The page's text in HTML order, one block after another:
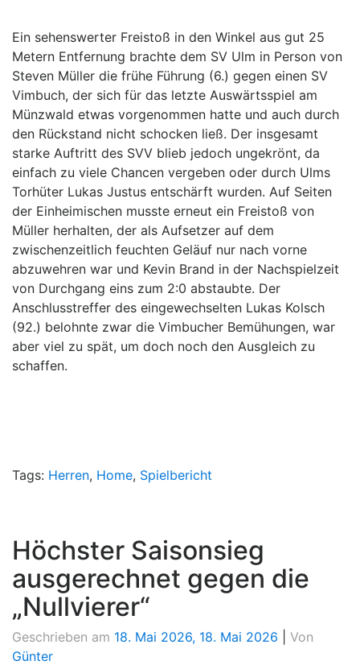
Ein sehenswerter Freistoß in den Winkel aus gut 25
Metern Entfernung brachte dem SV Ulm in Person von
Steven Müller die frühe Führung (6.) gegen einen SV
Vimbuch, der sich für das letzte Auswärtsspiel am
Münzwald etwas vorgenommen hatte und auch durch
den Rückstand nicht schocken ließ. Der insgesamt
starke Auftritt des SVV blieb jedoch ungekrönt, da
einfach zu viele Chancen vergeben oder durch Ulms
Torhüter Lukas Justus entschärft wurden. Auf Seiten
der Einheimischen musste erneut ein Freistoß von
Müller herhalten, der als Aufsetzer auf dem
zwischenzeitlich feuchten Geläuf nur nach vorne
abzuwehren war und Kevin Brand in der Nachspielzeit
von Durchgang eins zum 2:0 abstaubte. Der
Anschlusstreffer des eingewechselten Lukas Kolsch
(92.) belohnte zwar die Vimbucher Bemühungen, war
aber viel zu spät, um doch noch den Ausgleich zu
schaffen.
Tags: Herren, Home, Spielbericht
Höchster Saisonsieg
ausgerechnet gegen die
„Nullvierer“
Geschrieben am 18. Mai 2026, 18. Mai 2026
Von
Günter